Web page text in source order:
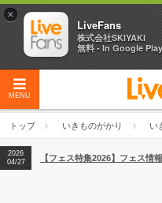
MENU
トップ いきものがかり い
2026
04/27
2026
【ライブ動員ランキング】
2026
04/27
【フェス特集2026】フェス情
×
LiveFans
株式会社SKIYAKI
無料 - In Google Play